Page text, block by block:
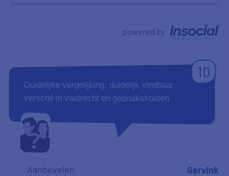
powered by
10
Duidelijke vergelijking, duidelijk vindbaar
verschil in vastrecht en gebruikskosten
Aanbevelen
Gervink